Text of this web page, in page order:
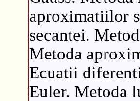
aproximatiilor
secantei.
Metoda
Ecuatii
Euler. Metoda